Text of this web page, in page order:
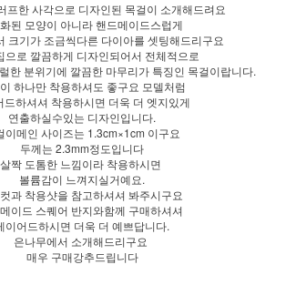
프한 사각으로 디자인된 목걸이 소개해드려요
된 모양이 아니라 핸드메이드스럽게
크기가 조금씩다른 다이아를 셋팅해드리구요
으로 깔끔하게 디자인되어서 전체적으로
한 분위기에 깔끔한 마무리가 특징인 목걸이랍니다.
하나만 착용하셔도 좋구요 모델처럼
드하셔셔 착용하시면 더욱 더 엣지있게
연출하실수있는 디자인입니다.
이메인 사이즈는 1.3cm×1cm 이구요
두께는 2.3mm정도입니다
살짝 도톰한 느낌이라 착용하시면
볼륨감이 느껴지실거예요.
과 착용샷을 참고하셔셔 봐주시구요
이드 스퀘어 반지와함께 구매하셔셔
이어드하시면 더욱 더 예쁘답니다.
은나무에서 소개해드리구요
매우 구매강추드립니다